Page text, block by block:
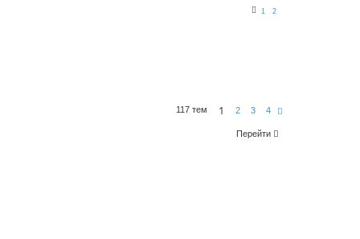
1 2
117 тем 1 2 3 4
Перейти